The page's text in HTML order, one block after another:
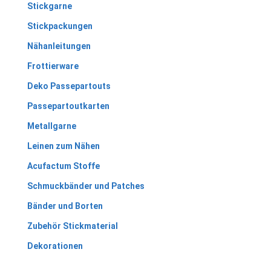
Stickgarne
Stickpackungen
Nähanleitungen
Frottierware
Deko Passepartouts
Passepartoutkarten
Metallgarne
Leinen zum Nähen
Acufactum Stoffe
Schmuckbänder und Patches
Bänder und Borten
Zubehör Stickmaterial
Dekorationen